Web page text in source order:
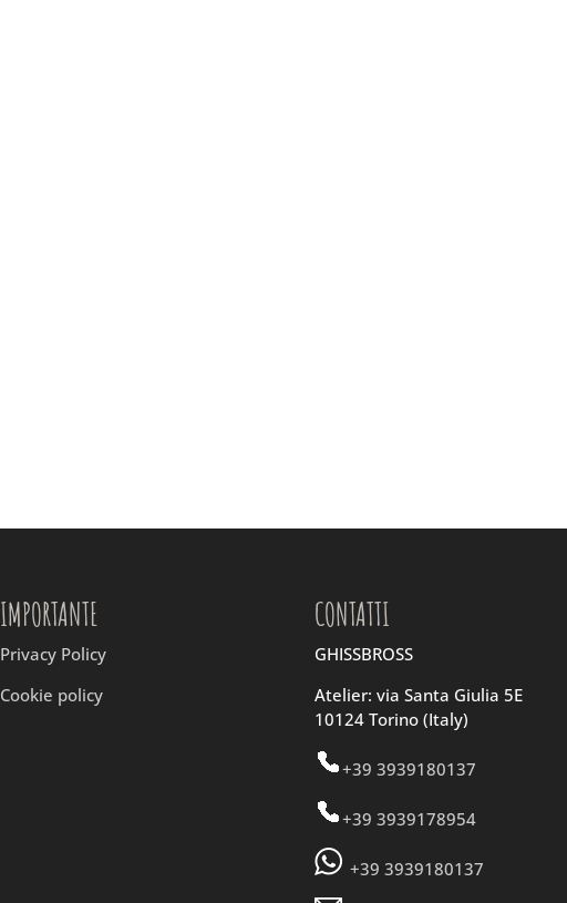
IMPORTANTE
Privacy Policy
Cookie policy
CONTATTI
GHISSBROSS
Atelier: via Santa Giulia 5E
10124 Torino (Italy)
+39 3939180137
+39 3939178954
+39 3939180137